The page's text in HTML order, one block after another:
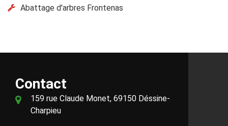
Abattage d'arbres Frontenas
Contact
159 rue Claude Monet, 69150 Déssine-
Charpieu